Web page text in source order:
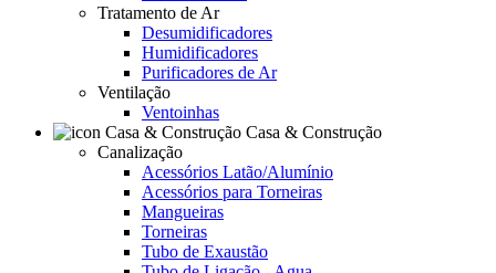
Tratamento de Ar
Desumidificadores
Humidificadores
Purificadores de Ar
Ventilação
Ventoinhas
Casa & Construção
Canalização
Acessórios Latão/Alumínio
Acessórios para Torneiras
Mangueiras
Torneiras
Tubo de Exaustão